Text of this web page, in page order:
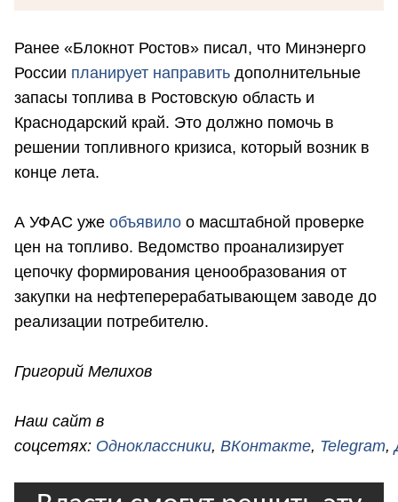
Ранее «Блокнот Ростов» писал, что Минэнерго
России планирует направить дополнительные
запасы топлива в Ростовскую область и
Краснодарский край. Это должно помочь в
решении топливного кризиса, который возник в
конце лета.
А УФАС уже объявило о масштабной проверке
цен на топливо. Ведомство проанализирует
цепочку формирования ценообразования от
закупки на нефтеперерабатывающем заводе до
реализации потребителю.
Григорий Мелихов
Наш сайт в
соцсетях: Одноклассники, ВКонтакте, Telegram,